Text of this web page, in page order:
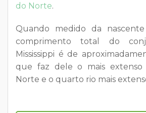
do Norte.
Quando medido da
comprimento total do
Mississippi é de
que faz dele o mais extenso
Norte e o quarto rio mais